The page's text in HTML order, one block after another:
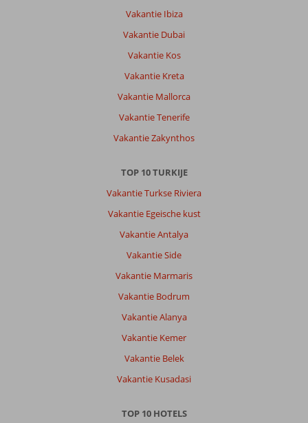
Vakantie Ibiza
Vakantie Dubai
Vakantie Kos
Vakantie Kreta
Vakantie Mallorca
Vakantie Tenerife
Vakantie Zakynthos
TOP 10 TURKIJE
Vakantie Turkse Riviera
Vakantie Egeische kust
Vakantie Antalya
Vakantie Side
Vakantie Marmaris
Vakantie Bodrum
Vakantie Alanya
Vakantie Kemer
Vakantie Belek
Vakantie Kusadasi
TOP 10 HOTELS